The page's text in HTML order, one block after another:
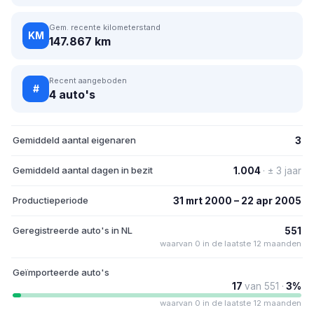
KM
Gem. recente kilometerstand
147.867 km
#
Recent aangeboden
4 auto's
Gemiddeld aantal eigenaren 3
Gemiddeld aantal dagen in bezit 1.004 · ± 3 jaar
Productieperiode 31 mrt 2000 – 22 apr 2005
Geregistreerde auto's in NL 551
waarvan 0 in de laatste 12 maanden
Geïmporteerde auto's
17 van 551 · 3%
waarvan 0 in de laatste 12 maanden